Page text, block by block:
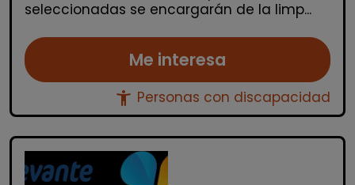
seleccionadas se encargarán de la limp...
Me interesa
accessibility_new Personas con discapacidad